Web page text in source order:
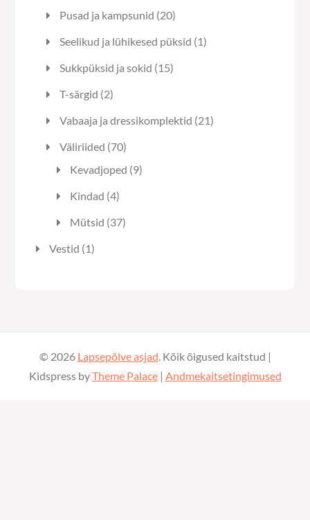
Pusad ja kampsunid 2020
toodet
Seelikud ja lühikesed püksid 11
Sukkpüksid ja sokid 1515
T-särgid 22
Vabaaja ja dressikomplektid 2121
Väliriided 7070
toodet
Kevadjoped 99
Kindad 44
Mütsid 3737
Vestid 11
© 2026 Lapsepõlve asjad. Kõik õigused kaitstud |
Kidspress byTheme Palace| Andmekaitsetingimused